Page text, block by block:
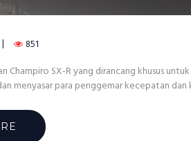
851
Champiro SX-R yang dirancang khusus
menyasar para penggemar kecepatan